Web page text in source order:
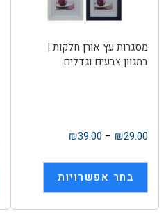
מסגרות עץ אורן חלקות |
במגוון צבעים וגדלים
₪29.00
–
₪39.00
בחר אפשרויות